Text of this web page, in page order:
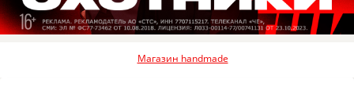
Магазин handmade